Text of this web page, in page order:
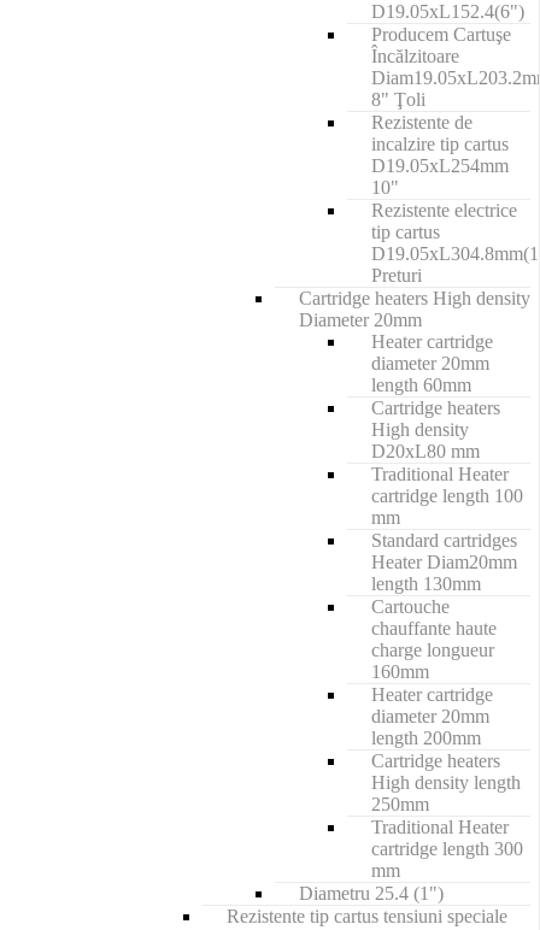
D19.05xL152.4(6")
Producem Cartuşe
Încălzitoare
8" Ţoli
Rezistente de
incalzire tip cartus
D19.05xL254mm
10"
Rezistente electrice
tip cartus
Preturi
Cartridge heaters High density
Diameter 20mm
Heater cartridge
diameter 20mm
length 60mm
Cartridge heaters
High density
D20xL80 mm
Traditional Heater
cartridge length 100
mm
Standard cartridges
Heater Diam20mm
length 130mm
Cartouche
chauffante haute
charge longueur
160mm
Heater cartridge
diameter 20mm
length 200mm
Cartridge heaters
High density length
250mm
Traditional Heater
cartridge length 300
mm
Diametru 25.4 (1")
Rezistente tip cartus tensiuni speciale